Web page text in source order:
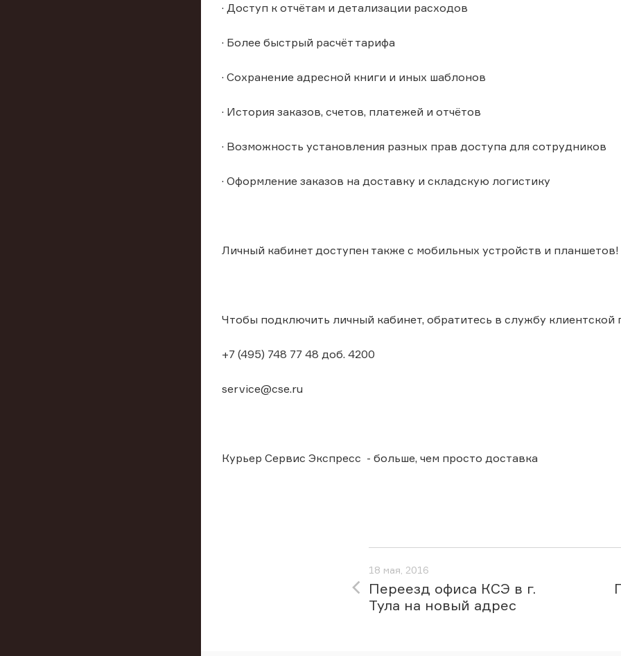
· Доступ к отчётам и детализации расходов
· Более быстрый расчёт тарифа
· Сохранение адресной книги и иных шаблонов
· История заказов, счетов, платежей и отчётов
· Возможность установления разных прав доступа для сотрудников
· Оформление заказов на доставку и складскую логистику
Личный кабинет доступен также с мобильных устройств и планшетов!
Чтобы подключить личный кабинет, обратитесь в службу клиентской
+7 (495) 748 77 48 доб. 4200
service@cse.ru
Курьер Сервис Экспресс - больше, чем просто доставка
18 мая, 2016
Переезд офиса КСЭ в г.
Тула на новый адрес